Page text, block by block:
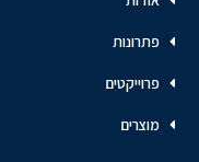
פתרונות
פרוייקטים
מוצרים